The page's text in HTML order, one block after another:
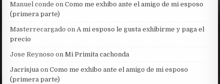
Manuel conde onComo me exhibo ante el amigo de mi esposo
(primera parte)
Masterrecargado onA mi esposo le gusta exhibirme y paga el
precio
Jose Reynoso onMi Primita cachonda
Jacrisjua onComo me exhibo ante el amigo de mi esposo
(primera parte)